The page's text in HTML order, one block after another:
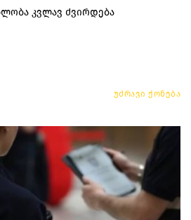
კვლავ ძვირდება
უძრავი ქონება